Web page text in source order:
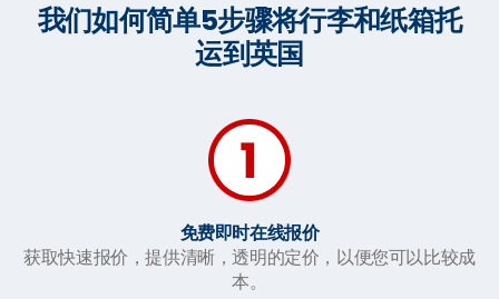
我们如何简单5步骤将行李和纸箱托
运到英国
免费即时在线报价
获取快速报价，提供清晰，透明的定价，以便您可以比较成
本。